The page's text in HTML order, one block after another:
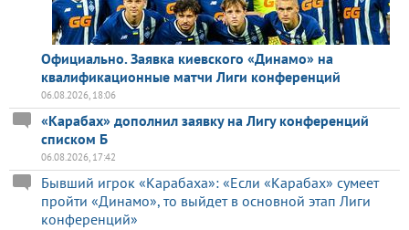
Официально. Заявка киевского «Динамо» на
квалификационные матчи Лиги конференций
06.08.2026, 18:06
«Карабах» дополнил заявку на Лигу конференций
списком Б
06.08.2026, 17:42
Бывший игрок «Карабаха»: «Если «Карабах» сумеет
пройти «Динамо», то выйдет в основной этап Лиги
конференций»